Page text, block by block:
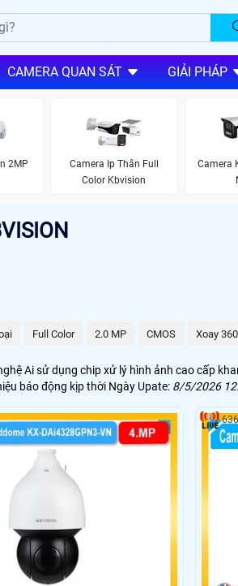
CAMERA QUAN SÁT GIẢI PHÁP
2MP
Camera Ip Thân Full
Color Kbvision
Camera
Full Color 2.0 MP CMOS Xoay 360
Ai sử dụng chip xử lý hình ảnh cao cấp
báo động kịp thời Ngày Upate: 8/5/2026